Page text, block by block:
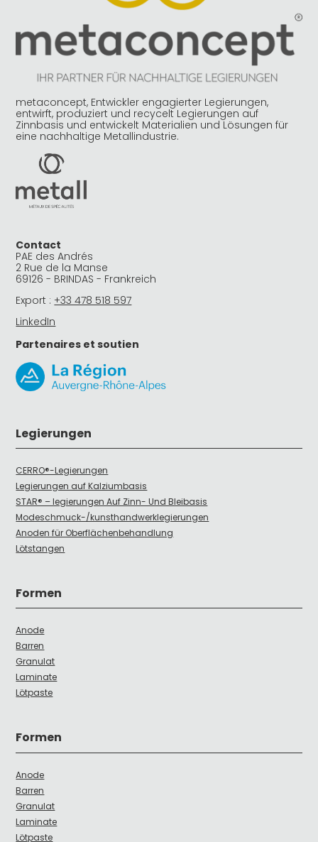
metaconcept, Entwickler engagierter Legierungen,
entwirft, produziert und recycelt Legierungen auf
Zinnbasis und entwickelt Materialien und Lösungen für
eine nachhaltige Metallindustrie.
Contact
PAE des Andrés
2 Rue de la Manse
69126 - BRINDAS - Frankreich
Export : +33 478 518 597
LinkedIn
Partenaires et soutien
Legierungen
CERRO®-Legierungen
Legierungen auf Kalziumbasis
STAR® – legierungen Auf Zinn- Und Bleibasis
Modeschmuck-/kunsthandwerklegierungen
Anoden für Oberflächenbehandlung
Lötstangen
Formen
Anode
Barren
Granulat
Laminate
Lötpaste
Formen
Anode
Barren
Granulat
Laminate
Lötpaste